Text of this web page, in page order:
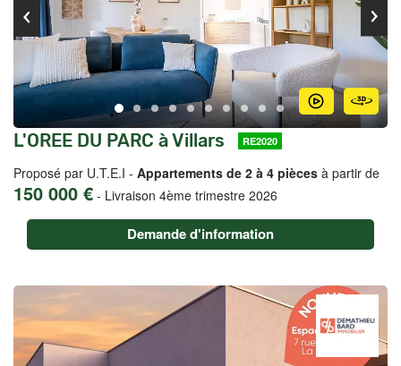
L'OREE DU PARC à Villars RE2020
Proposé par U.T.E.I - Appartements de 2 à 4 pièces à partir de
150 000 € - Livraison 4ème trimestre 2026
Demande d'information